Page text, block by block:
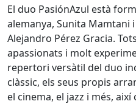
El duo PasiónAzul està
alemanya, Sunita Mamtani
Alejandro Pérez Gracia.
apassionats i molt
repertori versàtil del duo
clàssic, els seus propis
el cinema, el jazz i més,